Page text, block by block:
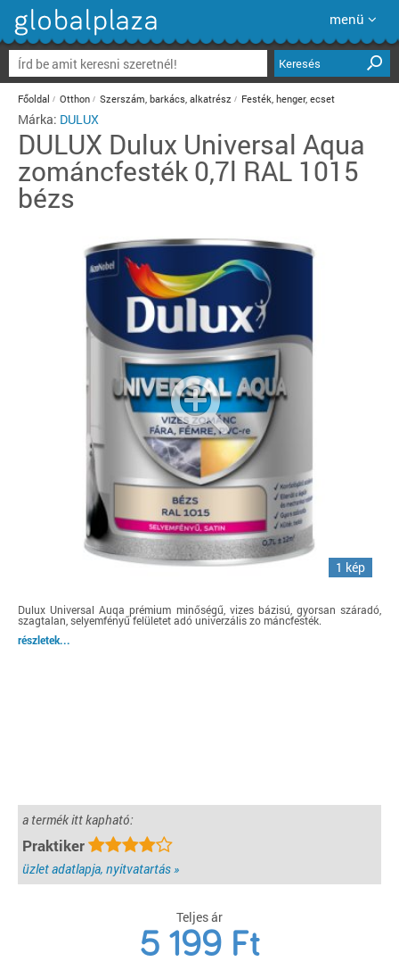
menü
Keresés
Főoldal Otthon Szerszám, barkács, alkatrész Festék, henger, ecset
Márka: DULUX
DULUX Dulux Universal Aqua
zománcfesték 0,7l RAL 1015
bézs
1 kép
Dulux Universal Auqa prémium minőségű, vizes bázisú, gyorsan száradó,
szagtalan, selyemfényű felületet adó univerzális zo máncfesték.
részletek...
a termék itt kapható:
Praktiker
üzlet adatlapja, nyitvatartás »
Teljes ár
5 199 Ft